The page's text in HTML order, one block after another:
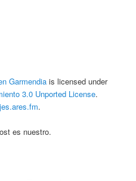
Garmendia is licensed under
3.0 Unported License.
.
es nuestro.